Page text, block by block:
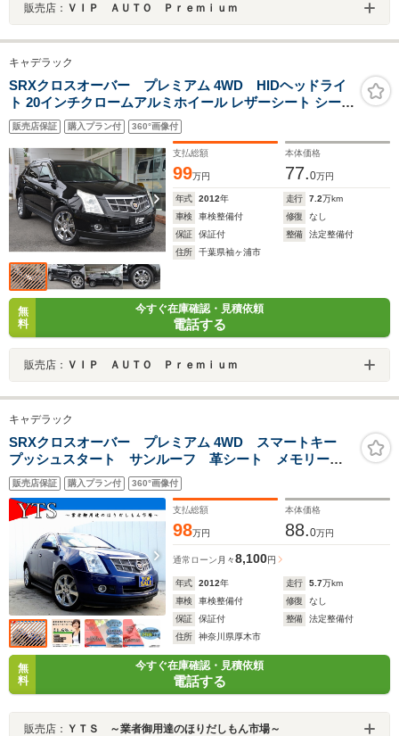
販売店： ＶＩＰ ＡＵＴＯ Ｐｒｅｍｉｕｍ
キャデラック
SRXクロスオーバー プレミアム 4WD HIDヘッドライ
ト 20インチクロームアルミホイール レザーシート シート
ヒーター BOSE 5.1chサラウンドサウンド ウルトラビュ
ー電動パノラマサンルーフ パワーリフトゲート インター
フェイスナビTV
販売店保証 購入プラン付 360°画像付
支払総額
99万円
本体価格
77.0万円
年式 2012年 走行 7.2万km
車検
車検整備付 修復
なし
保証
保証付 整備
法定整備付
住所
千葉県袖ヶ浦市
無
料
今すぐ在庫確認・見積依頼
電話する
販売店： ＶＩＰ ＡＵＴＯ Ｐｒｅｍｉｕｍ
キャデラック
SRXクロスオーバー プレミアム 4WD スマートキー
プッシュスタート サンルーフ 革シート メモリーナ
ビ ETC キセノンヘッドライト オートライト ヘッ
ドライトレベライザー クルーズコントロール パワー
バックドア 純正AW 車検整備
販売店保証 購入プラン付 360°画像付
支払総額
98万円
本体価格
88.0万円
通常ローン 月々8,100円
年式 2012年 走行 5.7万km
車検
車検整備付 修復
なし
保証
保証付 整備
法定整備付
住所
神奈川県厚木市
無
料
今すぐ在庫確認・見積依頼
電話する
販売店： ＹＴＳ ～業者御用達のほりだしもん市場～